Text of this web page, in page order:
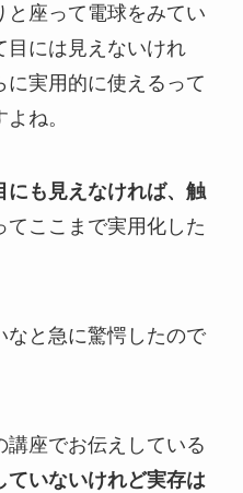
と座って電球をみてい
目には見えないけれ
に実用的に使えるって
ね。
にも見えなければ、触
てここまで実用化した
なと急に驚愕したので
座でお伝えしている
ていないけれど実存は